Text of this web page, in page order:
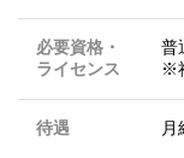
必要資格・
ライセンス
普
※
待遇